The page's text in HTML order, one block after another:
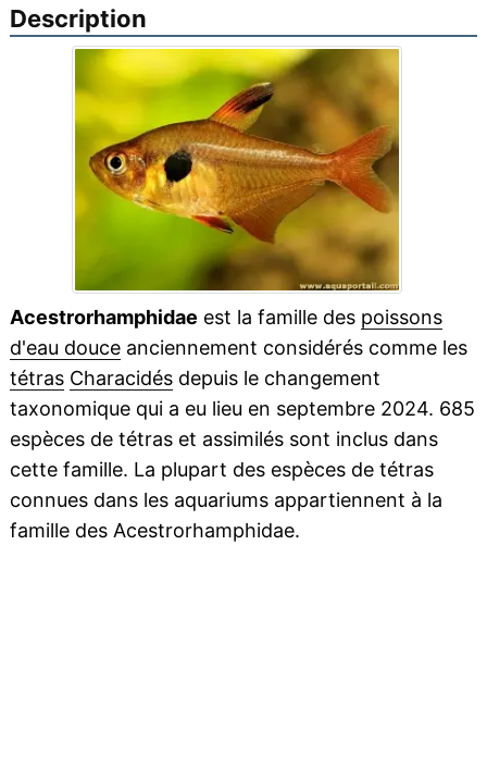
Description
Acestrorhamphidae est la famille des poissons
d'eau douceanciennement considérés comme les
tétras Characidésdepuis le changement
taxonomique qui a eu lieu en septembre 2024. 685
espèces de tétras et assimilés sont inclus dans
cette famille. La plupart des espèces de tétras
connues dans les aquariums appartiennent à la
famille des Acestrorhamphidae.